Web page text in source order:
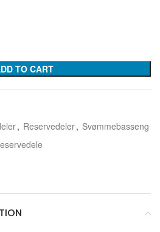
TO CART
, Reservedeler, Svømmebasseng